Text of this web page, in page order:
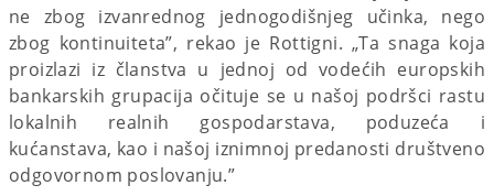
ne zbog izvanrednog jednogodišnjeg učinka, nego
zbog kontinuiteta”, rekao je Rottigni. „Ta snaga koja
proizlazi iz članstva u jednoj od vodećih europskih
bankarskih grupacija očituje se u našoj podršci rastu
lokalnih realnih gospodarstava, poduzeća i
kućanstava, kao i našoj iznimnoj predanosti društveno
odgovornom poslovanju.”